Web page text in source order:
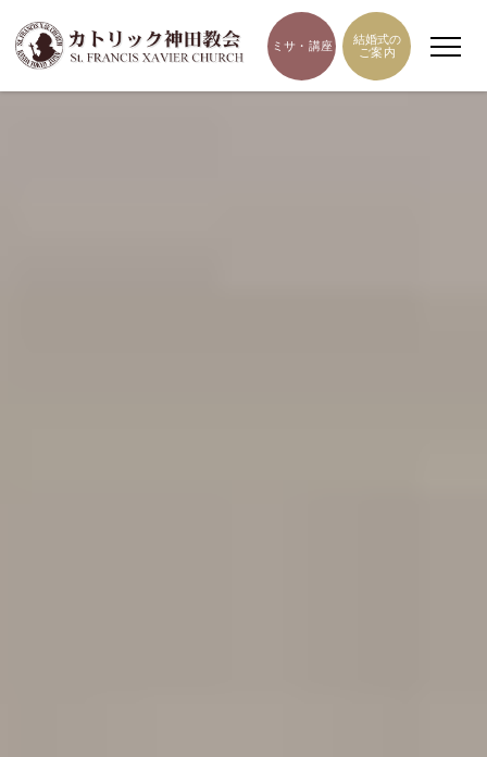
ミサ・講座
結婚式の
ご案内